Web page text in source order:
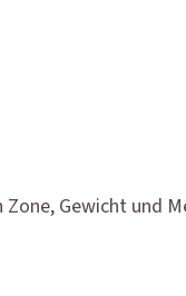
Gewicht und